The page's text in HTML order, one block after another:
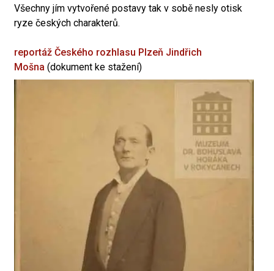
Všechny jím vytvořené postavy tak v sobě nesly otisk
ryze českých charakterů.
reportáž Českého rozhlasu Plzeň Jindřich
Mošna (dokument ke stažení)